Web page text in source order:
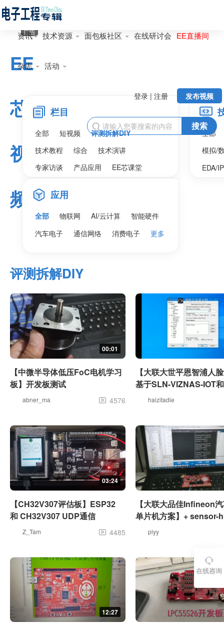
资讯 技术资源 面包板社区 在线研讨会 EE直播间
杂志 活动
发布视频
登录 | 注册
 搜索
EE
芯
视
频
广告
栏目
全部 短视频
评测拆解DIY
技术教程
综合
技术演讲
专家访谈
产品应用 EE芯课堂
全部
模拟/
EDA/
应用
全部 物联网 AI/云计算
智能硬件
汽车电子
通信网络 消费电子 更多
评测拆解DIY
00:01
【中微半导体低压FoC电机学习
板】开发板测试
abner_ma  4576
【大联大世平恩智浦人
基于SLN-VIZNAS-IOT
线人脸识别算法区别
haizitadie
03:24
【CH32V307评估板】ESP32
和 CH32V307 UDP通信
Z_Tam  4485
【大联大品佳Infineon
单片机方案】+ sensor-
plyy
12:27

在线咨询